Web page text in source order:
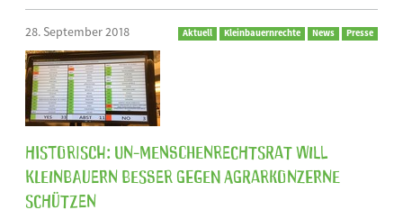
28. September 2018 Aktuell Kleinbauernrechte News Presse
Historisch: UN-Menschenrechtsrat will
Kleinbauern besser gegen Agrarkonzerne
schützen